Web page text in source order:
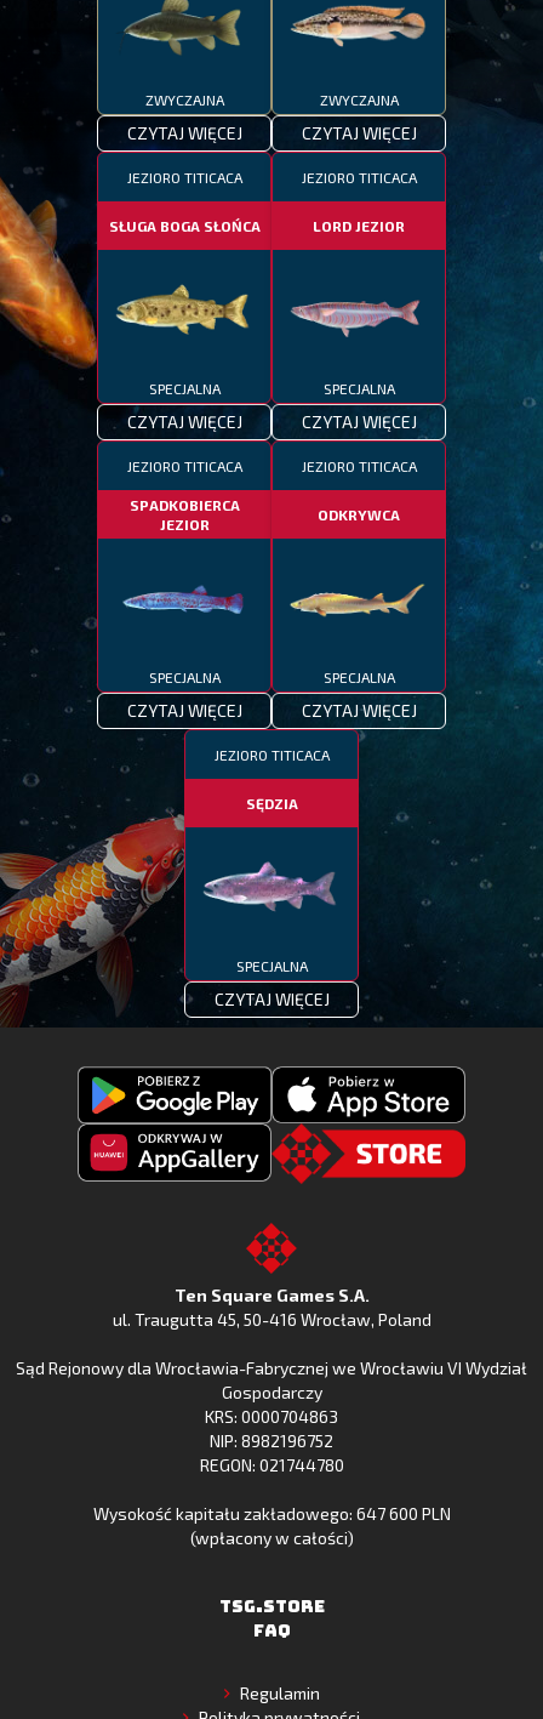
ZWYCZAJNA
CZYTAJ WIĘCEJ
ZWYCZAJNA
CZYTAJ WIĘCEJ
JEZIORO TITICACA
SŁUGA BOGA SŁOŃCA
SPECJALNA
CZYTAJ WIĘCEJ
JEZIORO TITICACA
LORD JEZIOR
SPECJALNA
CZYTAJ WIĘCEJ
JEZIORO TITICACA
SPADKOBIERCA
JEZIOR
SPECJALNA
CZYTAJ WIĘCEJ
JEZIORO TITICACA
ODKRYWCA
SPECJALNA
CZYTAJ WIĘCEJ
JEZIORO TITICACA
SĘDZIA
SPECJALNA
CZYTAJ WIĘCEJ
Pobierz
Fishing
Pobierz
Fishing
z
Apple
Store
Huawei
Gallery
to
the
Ten Square Games S.A.
ul. Traugutta 45, 50-416 Wrocław, Poland
Sąd Rejonowy dla Wrocławia-Fabrycznej we Wrocławiu VI Wydział
Gospodarczy
KRS: 0000704863
NIP: 8982196752
REGON: 021744780
Wysokość kapitału zakładowego: 647 600 PLN
(wpłacony w całości)
TSG.STORE
FAQ
Regulamin